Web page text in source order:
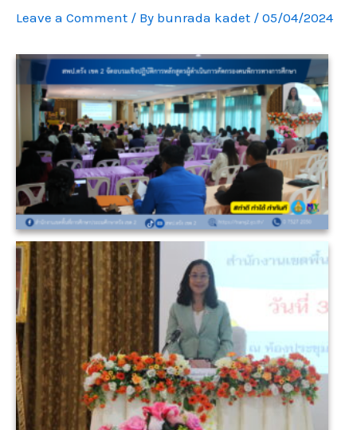
Leave a Comment / By bunrada kadet / 05/04/2024